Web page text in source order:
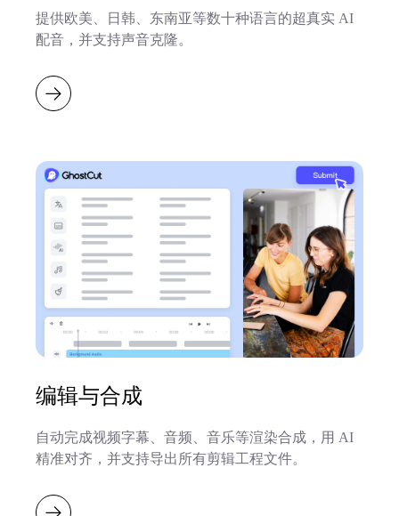
提供欧美、日韩、东南亚等数十种语言的超真实 AI
配音，并支持声音克隆。
编辑与合成
自动完成视频字幕、音频、音乐等渲染合成，用 AI
精准对齐，并支持导出所有剪辑工程文件。